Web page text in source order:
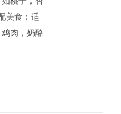
美食：适
肉，奶酪